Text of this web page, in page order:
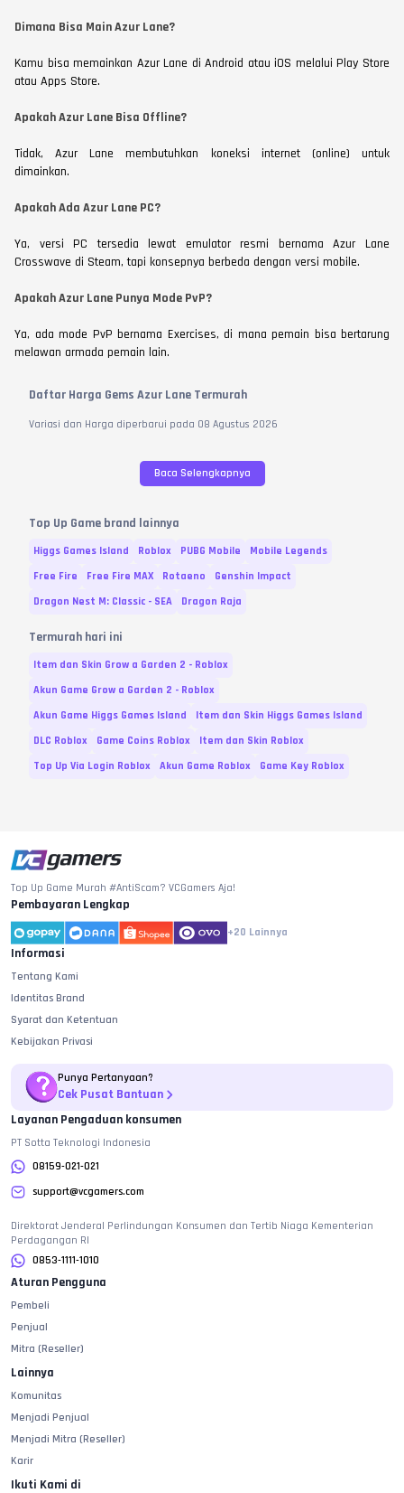
Dimana Bisa Main Azur Lane?
Kamu bisa memainkan Azur Lane di Android atau iOS melalui Play Store
atau Apps Store.
Apakah Azur Lane Bisa Offline?
Tidak, Azur Lane membutuhkan koneksi internet (online) untuk
dimainkan.
Apakah Ada Azur Lane PC?
Ya, versi PC tersedia lewat emulator resmi bernama Azur Lane
Crosswave di Steam, tapi konsepnya berbeda dengan versi mobile.
Apakah Azur Lane Punya Mode PvP?
Ya, ada mode PvP bernama Exercises, di mana pemain bisa bertarung
melawan armada pemain lain.
Daftar Harga Gems Azur Lane Termurah
Variasi dan Harga diperbarui pada 08 Agustus 2026
Baca Selengkapnya
Top Up Game brand lainnya
Higgs Games Island Roblox PUBG Mobile
Mobile Legends
Free Fire
Free Fire MAX Rotaeno
Genshin Impact
Dragon Nest M: Classic - SEA
Dragon Raja
Termurah hari ini
Item dan Skin Grow a Garden 2 - Roblox
Akun Game Grow a Garden 2 - Roblox
Akun Game Higgs Games Island
Item dan Skin Higgs Games Island
DLC Roblox
Game Coins Roblox
Item dan Skin Roblox
Top Up Via Login Roblox
Akun Game Roblox Game Key Roblox
Top Up Game Murah #AntiScam? VCGamers Aja!
Pembayaran Lengkap
+20 Lainnya
Informasi
Tentang Kami
Identitas Brand
Syarat dan Ketentuan
Kebijakan Privasi
Punya Pertanyaan?
Cek Pusat Bantuan
Layanan Pengaduan konsumen
PT Sotta Teknologi Indonesia
08159-021-021
support@vcgamers.com
Direktorat Jenderal Perlindungan Konsumen dan Tertib Niaga Kementerian
Perdagangan RI
0853-1111-1010
Aturan Pengguna
Pembeli
Penjual
Mitra (Reseller)
Lainnya
Komunitas
Menjadi Penjual
Menjadi Mitra (Reseller)
Karir
Ikuti Kami di